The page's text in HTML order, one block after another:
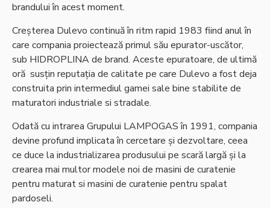
brandului în acest moment.
Creșterea Dulevo continuă în ritm rapid 1983 fiind anul în
care compania proiectează primul său epurator-uscător,
sub HIDROPLINA de brand. Aceste epuratoare, de ultimă
oră susțin reputația de calitate pe care Dulevo a fost deja
construita prin intermediul gamei sale bine stabilite de
maturatori industriale si stradale.
Odată cu intrarea Grupului LAMPOGAS în 1991, compania
devine profund implicata în cercetare și dezvoltare, ceea
ce duce la industrializarea produsului pe scară largă și la
crearea mai multor modele noi de masini de curatenie
pentru maturat si masini de curatenie pentru spalat
pardoseli.